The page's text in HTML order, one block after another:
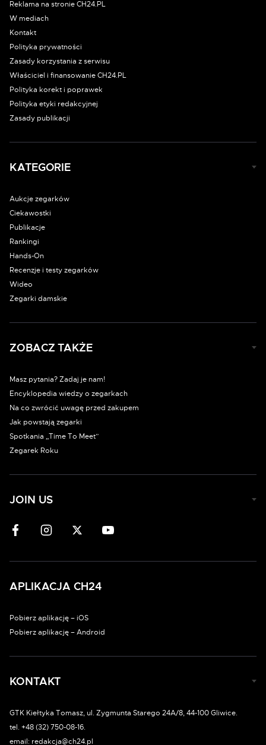
Reklama na stronie CH24.PL
W mediach
Kontakt
Polityka prywatności
Zasady korzystania z serwisu
Właściciel i finansowanie CH24.PL
Polityka korekt i poprawek
Polityka etyki redakcyjnej
Zasady publikacji
KATEGORIE
Aukcje zegarków
Ciekawostki
Publikacje
Rankingi
Hands-On
Recenzje i testy zegarków
Wideo
Zegarki damskie
ZOBACZ TAKŻE
Masz pytania? Zadaj je nam!
Encyklopedia wiedzy o zegarkach
Na co zwrócić uwagę przed zakupem
Jak powstają zegarki
Spotkania „Time To Meet”
Zegarek Roku
JOIN US
APLIKACJA CH24
Pobierz aplikację – iOS
Pobierz aplikację – Android
KONTAKT
GTK Kiełtyka Tomasz, ul. Zygmunta Starego 24A/8, 44-100 Gliwice.
tel. +48 (32) 750-08-16.
email: redakcja@ch24.pl